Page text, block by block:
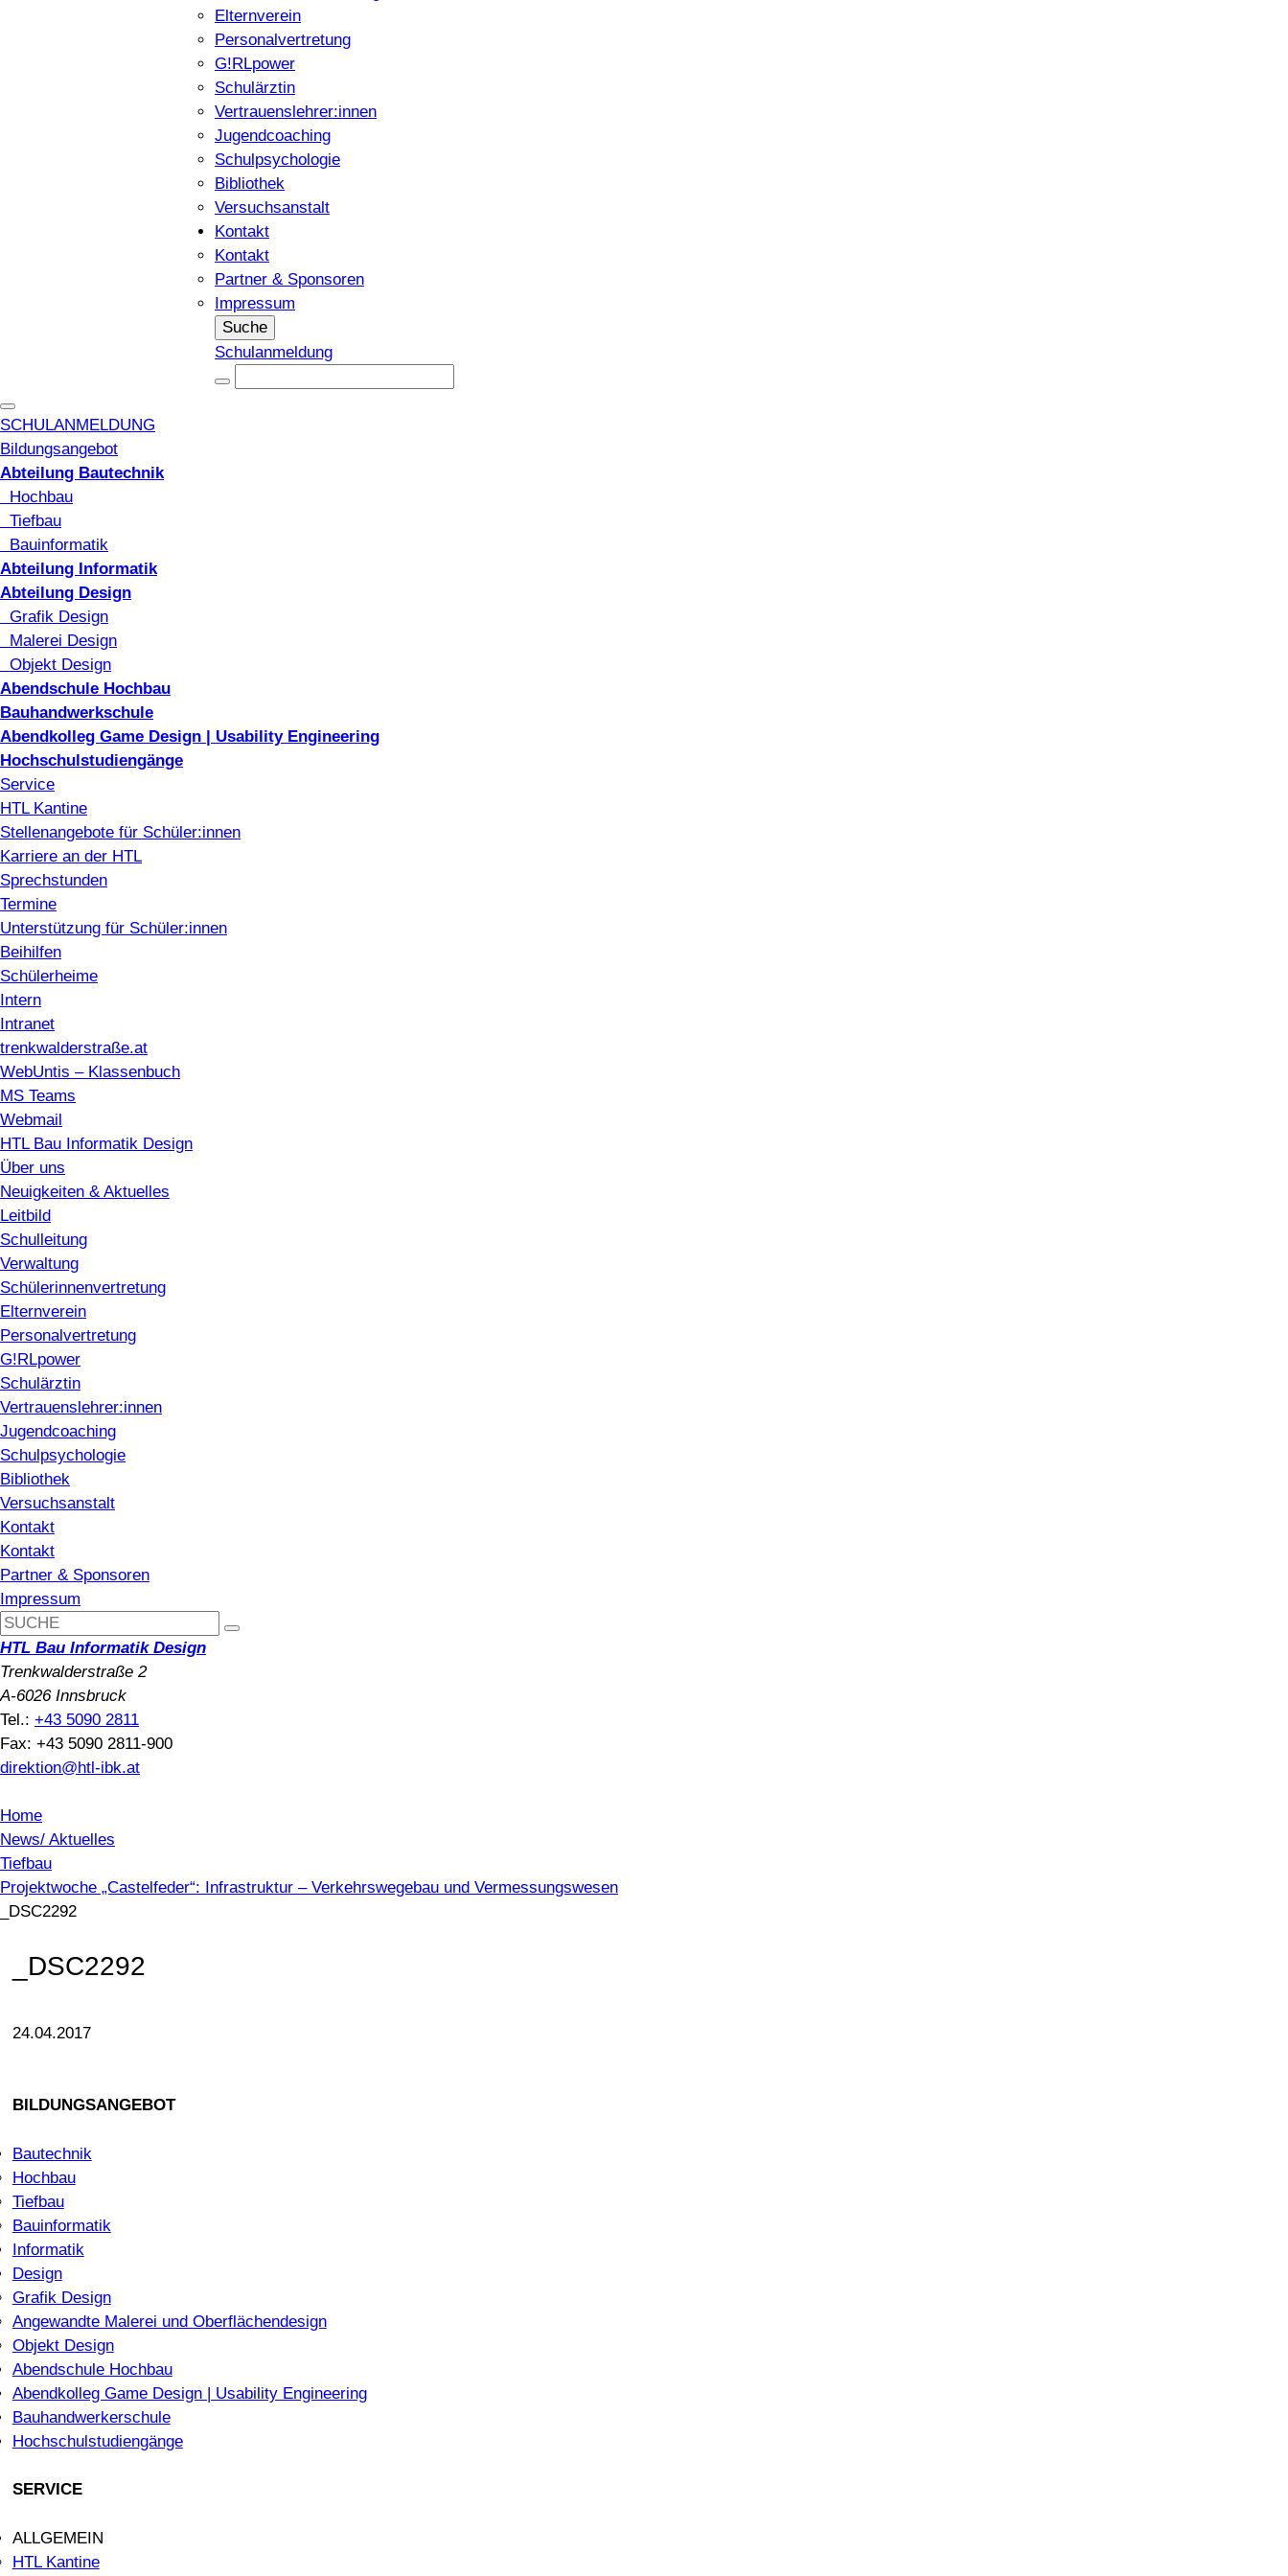
Elternverein
Personalvertretung
G!RLpower
Schulärztin
Vertrauenslehrer:innen
Jugendcoaching
Schulpsychologie
Bibliothek
Versuchsanstalt
Kontakt
Kontakt
Partner & Sponsoren
Impressum
Suche
Schulanmeldung
SCHULANMELDUNG
Bildungsangebot
Abteilung Bautechnik
Hochbau
Tiefbau
Bauinformatik
Abteilung Informatik
Abteilung Design
Grafik Design
Malerei Design
Objekt Design
Abendschule Hochbau
Bauhandwerkschule
Abendkolleg Game Design | Usability Engineering
Hochschulstudiengänge
Service
HTL Kantine
Stellenangebote für Schüler:innen
Karriere an der HTL
Sprechstunden
Termine
Unterstützung für Schüler:innen
Beihilfen
Schülerheime
Intern
Intranet
trenkwalderstraße.at
WebUntis – Klassenbuch
MS Teams
Webmail
HTL Bau Informatik Design
Über uns
Neuigkeiten & Aktuelles
Leitbild
Schulleitung
Verwaltung
Schülerinnenvertretung
Elternverein
Personalvertretung
G!RLpower
Schulärztin
Vertrauenslehrer:innen
Jugendcoaching
Schulpsychologie
Bibliothek
Versuchsanstalt
Kontakt
Kontakt
Partner & Sponsoren
Impressum
HTL Bau Informatik Design
Trenkwalderstraße 2
A-6026 Innsbruck
Tel.: +43 5090 2811
Fax: +43 5090 2811-900
direktion@htl-ibk.at
Home
News/ Aktuelles
Tiefbau
Projektwoche „Castelfeder“: Infrastruktur – Verkehrswegebau und Vermessungswesen
_DSC2292
_DSC2292
24.04.2017
BILDUNGSANGEBOT
Bautechnik
Hochbau
Tiefbau
Bauinformatik
Informatik
Design
Grafik Design
Angewandte Malerei und Oberflächendesign
Objekt Design
Abendschule Hochbau
Abendkolleg Game Design | Usability Engineering
Bauhandwerkerschule
Hochschulstudiengänge
SERVICE
ALLGEMEIN
HTL Kantine